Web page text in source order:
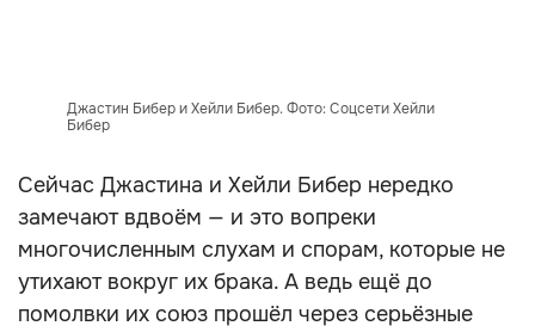
Джастин Бибер и Хейли Бибер. Фото: Соцсети Хейли
Бибер
Сейчас Джастина и Хейли Бибер нередко
замечают вдвоём — и это вопреки
многочисленным слухам и спорам, которые не
утихают вокруг их брака. А ведь ещё до
помолвки их союз прошёл через серьёзные